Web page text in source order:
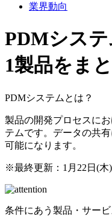
業界動向
PDMシス
1製品をま
PDMシステムとは？
製品の開発プロセスに
テムです。データの共
可能になります。
※最終更新： 1月22日(木)
条件にあう製品・サー